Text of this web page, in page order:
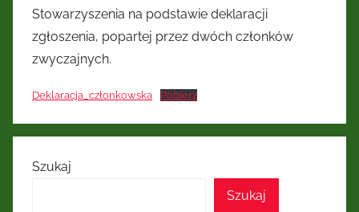
Stowarzyszenia na podstawie deklaracji
zgłoszenia, popartej przez dwóch członków
zwyczajnych.
Deklaracja_członkowska Pobierz
Szukaj
Szukaj